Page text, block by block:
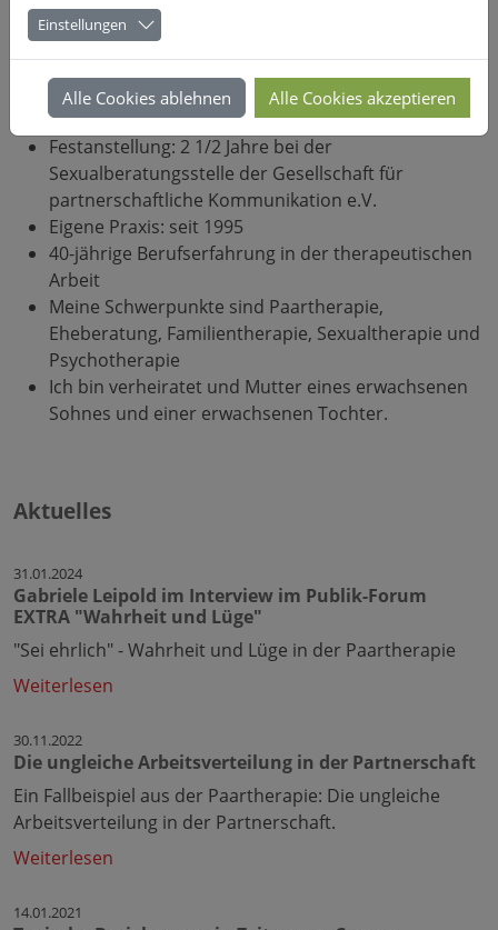
Familienberatung und Krisenintervention an der
Akademie für Psychoanalyse und Psychotherapie
Ausbildung in EMDR Traumatherapie
Festanstellung: 6 Jahre bei der Arbeiterwohlfahrt,
Beratungsstelle für Kinder, Jugendliche und Eltern
Festanstellung: 2 1/2 Jahre bei der
Sexualberatungsstelle der Gesellschaft für
partnerschaftliche Kommunikation e.V.
Eigene Praxis: seit 1995
40-jährige Berufserfahrung in der therapeutischen
Arbeit
Meine Schwerpunkte sind Paartherapie,
Eheberatung, Familientherapie, Sexualtherapie und
Psychotherapie
Ich bin verheiratet und Mutter eines erwachsenen
Sohnes und einer erwachsenen Tochter.
Aktuelles
31.01.2024
Gabriele Leipold im Interview im Publik-Forum
EXTRA "Wahrheit und Lüge"
"Sei ehrlich" - Wahrheit und Lüge in der Paartherapie
Weiterlesen
30.11.2022
Die ungleiche Arbeitsverteilung in der Partnerschaft
Ein Fallbeispiel aus der Paartherapie: Die ungleiche
Arbeitsverteilung in der Partnerschaft.
Weiterlesen
14.01.2021
Einstellungen
Alle Cookies ablehnen Alle Cookies akzeptieren